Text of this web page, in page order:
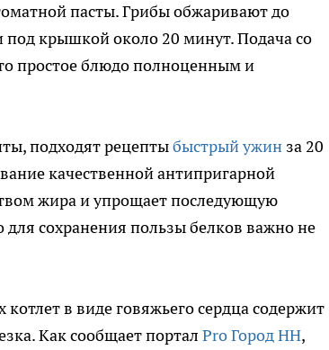
пасты. Грибы обжаривают до
под крышкой около 20 минут. Подача со
простое блюдо полноценным и
подходят рецептыбыстрый ужин за 20
качественной антипригарной
жира и упрощает последующую
сохранения пользы белков важно не
котлет в виде говяжьего сердца содержит
Как сообщает портал Pro Город НН,